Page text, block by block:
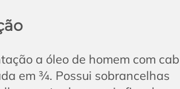
a óleo de homem com
em ¾. Possui sobrancelhas